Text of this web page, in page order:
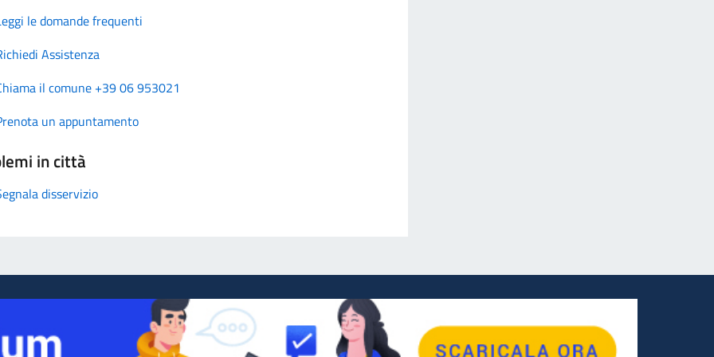
le domande frequenti
Assistenza
il comune +39 06 953021
un appuntamento
in città
disservizio